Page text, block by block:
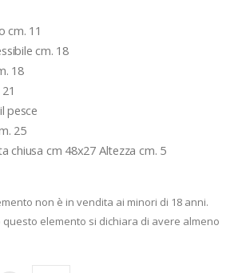
cm. 11
cm. 18
18
pesce
25
chiusa cm 48x27 Altezza cm. 5
non è in vendita ai minori di 18 anni.
elemento si dichiara di avere almeno